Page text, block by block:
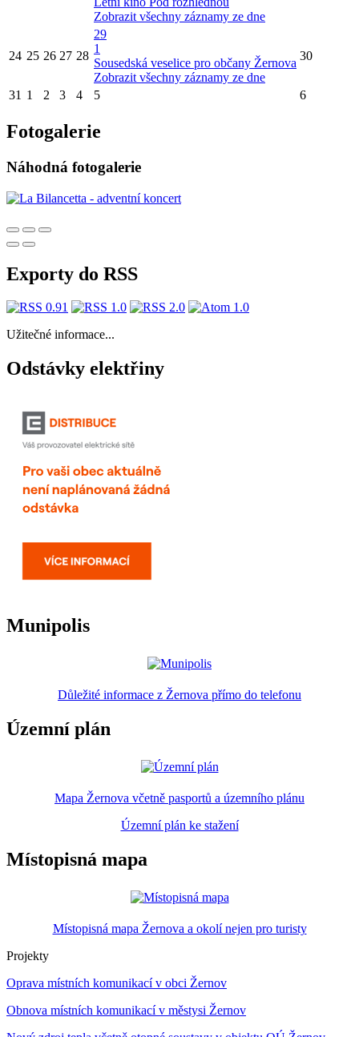
Zobrazit všechny záznamy ze dne
24 25 26 27 28
29
1
Sousedská veselice pro občany Žernova
Zobrazit všechny záznamy ze dne
30
31 1 2 3 4 5 6
Fotogalerie
Náhodná fotogalerie
Exporty do RSS
Užitečné informace...
Odstávky elektřiny
Munipolis
Důležité informace z Žernova přímo do telefonu
Územní plán
Mapa Žernova včetně pasportů a územního plánu
Územní plán ke stažení
Místopisná mapa
Místopisná mapa Žernova a okolí nejen pro turisty
Projekty
Oprava místních komunikací v obci Žernov
Obnova místních komunikací v městysi Žernov